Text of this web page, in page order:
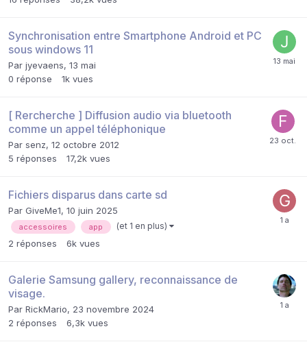
Synchronisation entre Smartphone Android et PC
sous windows 11
Par jyevaens, 13 mai
0 réponse 1k vues
[ Rercherche ] Diffusion audio via bluetooth
comme un appel téléphonique
Par senz, 12 octobre 2012
5 réponses 17,2k vues
Fichiers disparus dans carte sd
Par GiveMe1, 10 juin 2025
accessoires app (et 1 en plus)
2 réponses 6k vues
Galerie Samsung gallery, reconnaissance de
visage.
Par RickMario, 23 novembre 2024
2 réponses 6,3k vues